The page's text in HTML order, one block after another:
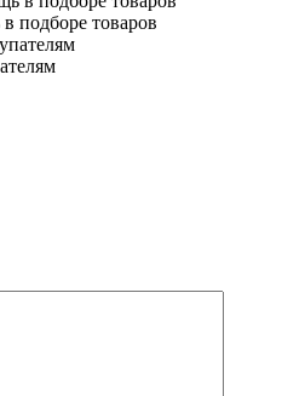
подборе товаров